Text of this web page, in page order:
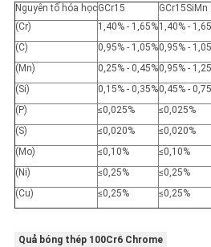
Nguyên tố hóa họcGCr15
GCr15SiMn
(Cr)
1,40% - 1,65%1,40% -
(C)
0,95% - 1,05%0,95% -
(Mn)
0,25% - 0,45%0,95% -
(Si)
0,15% - 0,35%0,45% -
(P)
≤0,025%
≤0,025%
(S)
≤0,020%
≤0,020%
(Mo)
≤0,10%
≤0,10%
(Ni)
≤0,25%
≤0,25%
(Cu)
≤0,25% ≤0,25%
Quả bóng thép 100Cr6 Chrome